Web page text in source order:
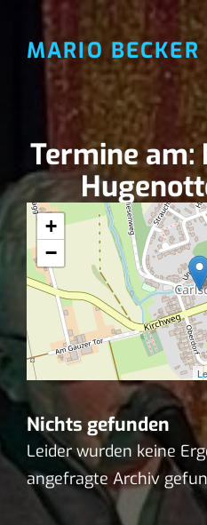
MARIO BECKER
Termine am:
+
−
Nichts gefunden
Leider wurden keine
angefragte Archiv